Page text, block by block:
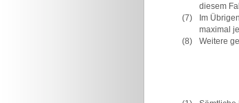
diesem
(7)
Im
maximal
(8)
Weitere